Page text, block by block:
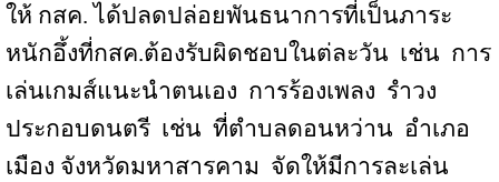
ให้ กสค. ได้ปลดปล่อยพันธนาการที่เป็นภาระ
หนักอึ้งที่กสค.ต้องรับผิดชอบในต่ละวัน เช่น การ
เล่นเกมส์แนะนำตนเอง การร้องเพลง รำวง
ประกอบดนตรี เช่น ที่ตำบลดอนหว่าน อำเภอ
เมือง จังหวัดมหาสารคาม จัดให้มีการละเล่น